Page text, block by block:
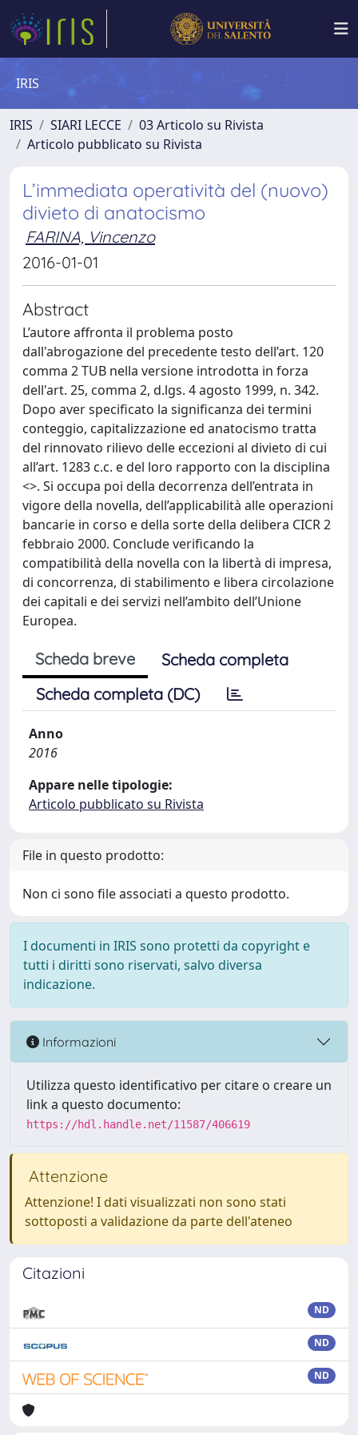
IRIS
IRIS SIARI LECCE
03 Articolo su Rivista
Articolo pubblicato su Rivista
L’immediata operatività del (nuovo)
divieto di anatocismo
FARINA, Vincenzo
2016-01-01
Abstract
L’autore affronta il problema posto
dall'abrogazione del precedente testo dell’art. 120
comma 2 TUB nella versione introdotta in forza
dell'art. 25, comma 2, d.lgs. 4 agosto 1999, n. 342.
Dopo aver specificato la significanza dei termini
conteggio, capitalizzazione ed anatocismo tratta
del rinnovato rilievo delle eccezioni al divieto di cui
all’art. 1283 c.c. e del loro rapporto con la disciplina
<>. Si occupa poi della decorrenza dell’entrata in
vigore della novella, dell’applicabilità alle operazioni
bancarie in corso e della sorte della delibera CICR 2
febbraio 2000. Conclude verificando la
compatibilità della novella con la libertà di impresa,
di concorrenza, di stabilimento e libera circolazione
dei capitali e dei servizi nell’ambito dell’Unione
Europea.
Scheda breve
Scheda completa
Scheda completa (DC)
Anno
2016
Appare nelle tipologie:
Articolo pubblicato su Rivista
File in questo prodotto:
Non ci sono file associati a questo prodotto.
I documenti in IRIS sono protetti da copyright e
tutti i diritti sono riservati, salvo diversa
indicazione.
Informazioni
Utilizza questo identificativo per citare o creare un
link a questo documento:
https://hdl.handle.net/11587/406619
Attenzione
Attenzione! I dati visualizzati non sono stati
sottoposti a validazione da parte dell'ateneo
Citazioni
ND
ND
ND